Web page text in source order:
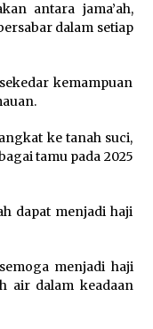
antara jama’ah,
dalam setiap
kemampuan
ke tanah suci,
tamu pada 2025
dapat menjadi haji
menjadi haji
air dalam keadaan